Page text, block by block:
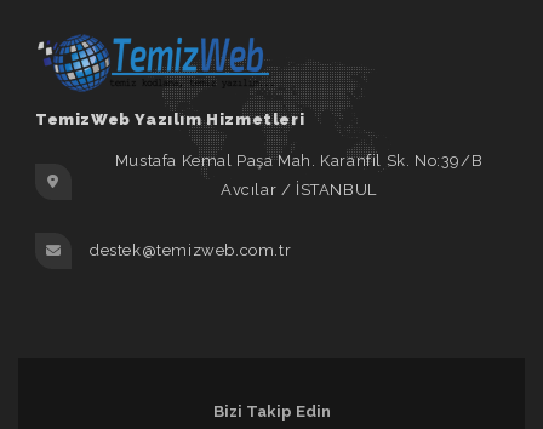
TemizWeb Yazılım Hizmetleri
Mustafa Kemal Paşa Mah. Karanfil Sk. No:39/B
Avcılar / İSTANBUL
destek@temizweb.com.tr
Bizi Takip Edin